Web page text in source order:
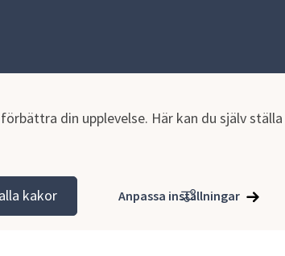
din upplevelse. Här kan du själv
kakor Anpassa inställningar